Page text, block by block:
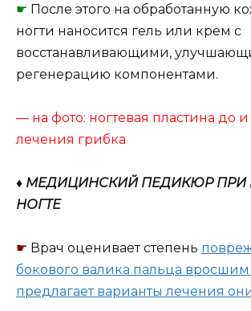
☛ После этого на обработанную
ногти наносится гель или крем с
восстанавливающими,
регенерацию компонентами.
— на фото: ногтевая пластина до
лечения грибка
♦ МЕДИЦИНСКИЙ ПЕДИКЮР
НОГТЕ
☛ Врач оценивает степень
бокового валика пальца вросшим
предлагает варианты лечения